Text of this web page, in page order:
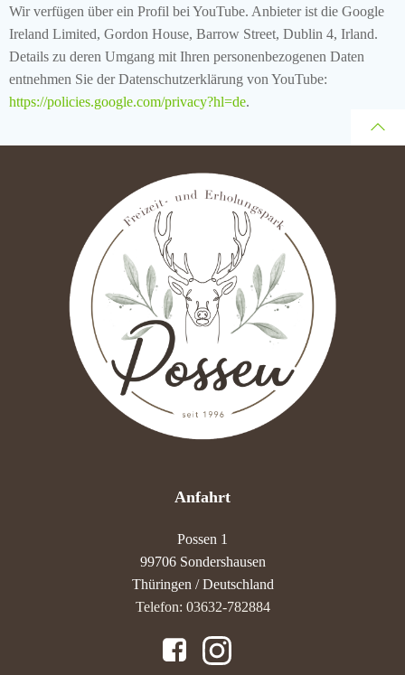
Wir verfügen über ein Profil bei YouTube. Anbieter ist die Google
Ireland Limited, Gordon House, Barrow Street, Dublin 4, Irland.
Details zu deren Umgang mit Ihren personenbezogenen Daten
entnehmen Sie der Datenschutzerklärung von YouTube:
https://policies.google.com/privacy?hl=de.
Anfahrt
Possen 1
99706 Sondershausen
Thüringen / Deutschland
Telefon: 03632-782884